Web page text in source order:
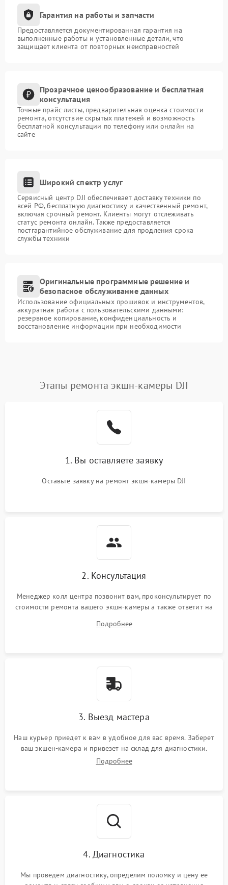
Гарантия на работы и запчасти
Предоставляется документированная гарантия на
выполненные работы и установленные детали, что
защищает клиента от повторных неисправностей
Прозрачное ценообразование и бесплатная
консультация
Точные прайс-листы, предварительная оценка стоимости
ремонта, отсутствие скрытых платежей и возможность
бесплатной консультации по телефону или онлайн на
сайте
Широкий спектр услуг
Сервисный центр DJI обеспечивает доставку техники по
всей РФ, бесплатную диагностику и качественный ремонт,
включая срочный ремонт. Клиенты могут отслеживать
статус ремонта онлайн. Также предоставляется
постгарантийное обслуживание для продления срока
службы техники
Оригинальные программные решение и
безопасное обслуживание данных
Использование официальных прошивок и инструментов,
аккуратная работа с пользовательскими данными:
резервное копирование, конфиденциальность и
восстановление информации при необходимости
Этапы ремонта экшн-камеры DJI
1. Вы оставляете заявку
Оставьте заявку на ремонт экшн-камеры DJI
2. Консультация
Менеджер колл центра позвонит вам, проконсультирует по
стоимости ремонта вашего экшн-камеры а также ответит на
Подробнее
3. Выезд мастера
Наш курьер приедет к вам в удобное для вас время. Заберет
ваш экшен-камера и привезет на склад для диагностики.
Подробнее
4. Диагностика
Мы проведем диагностику, определим поломку и цену ее